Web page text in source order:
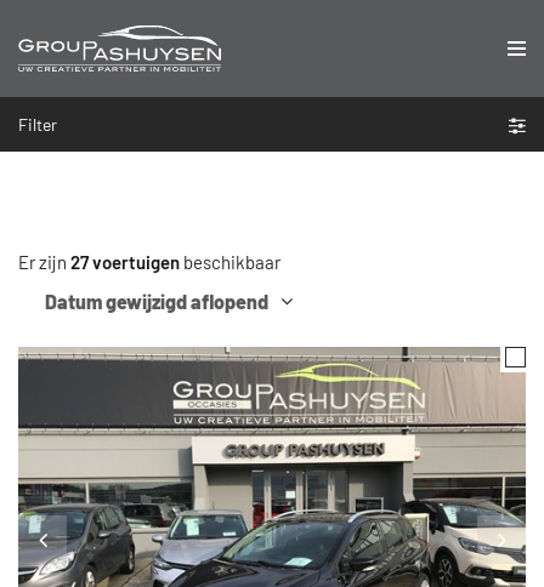
Filter
Er zijn 27 voertuigen beschikbaar
Datum gewijzigd aflopend